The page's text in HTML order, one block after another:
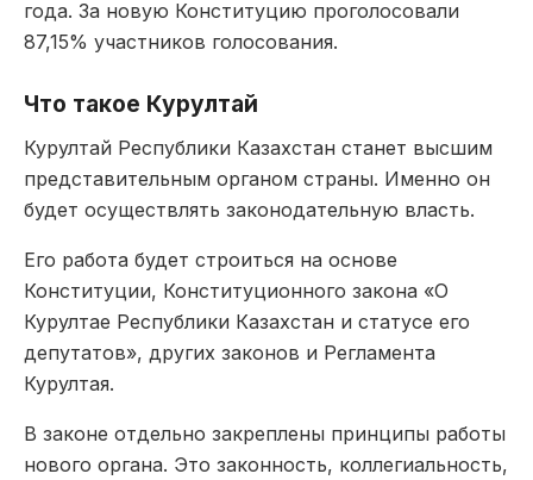
года. За новую Конституцию проголосовали
87,15% участников голосования.
Что такое Курултай
Курултай Республики Казахстан станет высшим
представительным органом страны. Именно он
будет осуществлять законодательную власть.
Его работа будет строиться на основе
Конституции, Конституционного закона «О
Курултае Республики Казахстан и статусе его
депутатов», других законов и Регламента
Курултая.
В законе отдельно закреплены принципы работы
нового органа. Это законность, коллегиальность,